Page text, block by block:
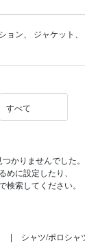
ョン ジャケット
かりませんでした。
めに設定したり、
検索してください。
シャツ/ポロシャ